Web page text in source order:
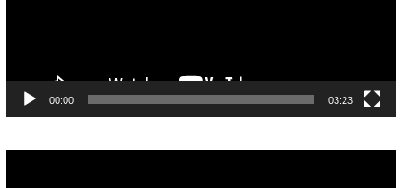
00:00 03:23